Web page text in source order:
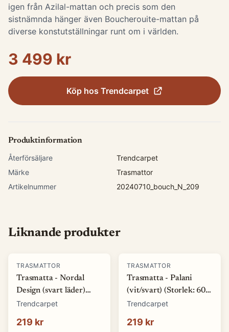
igen från Azilal-mattan och precis som den
sistnämnda hänger även Boucherouite-mattan på
diverse konstutställningar runt om i världen.
3 499 kr
Köp hos Trendcarpet
Produktinformation
Återförsäljare
Trendcarpet
Märke
Trasmattor
Artikelnummer
20240710_bouch_N_209
Liknande produkter
TRASMATTOR
Trasmatta - Nordal
Design (svart läder)
(Storlek: 60 x 110 cm)
Trendcarpet
219 kr
TRASMATTOR
Trasmatta - Palani
(vit/svart) (Storlek: 60 x
120 cm)
Trendcarpet
219 kr